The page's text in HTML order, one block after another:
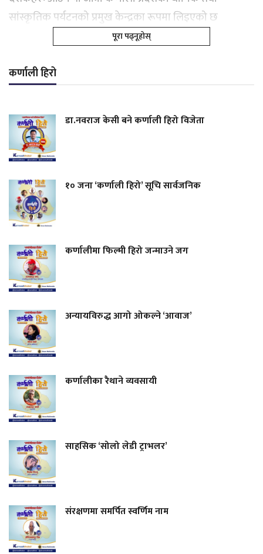
सांस्कृतिक पर्यटनको प्रमुख केन्द्रका रूपमा लिइएको छ
पूरा पढ्नूहोस्
कर्णाली हिरो
डा.नवराज केसी बने कर्णाली हिरो विजेता
१० जना ‘कर्णाली हिरो’ सूचि सार्वजनिक
कर्णालीमा फिल्मी हिरो जन्माउने जग
अन्यायविरुद्ध आगो ओकल्ने ‘आवाज’
कर्णालीका रैथाने व्यवसायी
साहसिक ‘सोलो लेडी ट्राभलर’
संरक्षणमा समर्पित स्वर्णिम नाम